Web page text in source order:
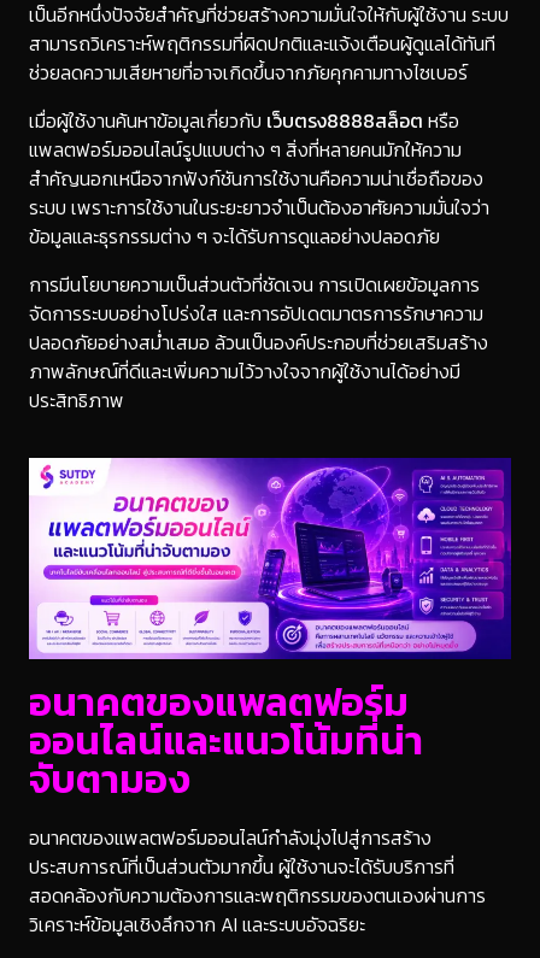
เป็นอีกหนึ่งปัจจัยสำคัญที่ช่วยสร้างความมั่นใจให้กับผู้ใช้งาน ระบบ
สามารถวิเคราะห์พฤติกรรมที่ผิดปกติและแจ้งเตือนผู้ดูแลได้ทันที
ช่วยลดความเสียหายที่อาจเกิดขึ้นจากภัยคุกคามทางไซเบอร์
เมื่อผู้ใช้งานค้นหาข้อมูลเกี่ยวกับ เว็บตรง8888สล็อต หรือ
แพลตฟอร์มออนไลน์รูปแบบต่าง ๆ สิ่งที่หลายคนมักให้ความ
สำคัญนอกเหนือจากฟังก์ชันการใช้งานคือความน่าเชื่อถือของ
ระบบ เพราะการใช้งานในระยะยาวจำเป็นต้องอาศัยความมั่นใจว่า
ข้อมูลและธุรกรรมต่าง ๆ จะได้รับการดูแลอย่างปลอดภัย
การมีนโยบายความเป็นส่วนตัวที่ชัดเจน การเปิดเผยข้อมูลการ
จัดการระบบอย่างโปร่งใส และการอัปเดตมาตรการรักษาความ
ปลอดภัยอย่างสม่ำเสมอ ล้วนเป็นองค์ประกอบที่ช่วยเสริมสร้าง
ภาพลักษณ์ที่ดีและเพิ่มความไว้วางใจจากผู้ใช้งานได้อย่างมี
ประสิทธิภาพ
อนาคตของแพลตฟอร์ม
ออนไลน์และแนวโน้มที่น่า
จับตามอง
อนาคตของแพลตฟอร์มออนไลน์กำลังมุ่งไปสู่การสร้าง
ประสบการณ์ที่เป็นส่วนตัวมากขึ้น ผู้ใช้งานจะได้รับบริการที่
สอดคล้องกับความต้องการและพฤติกรรมของตนเองผ่านการ
วิเคราะห์ข้อมูลเชิงลึกจาก AI และระบบอัจฉริยะ